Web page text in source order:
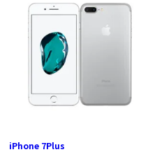
iPhone 7Plus